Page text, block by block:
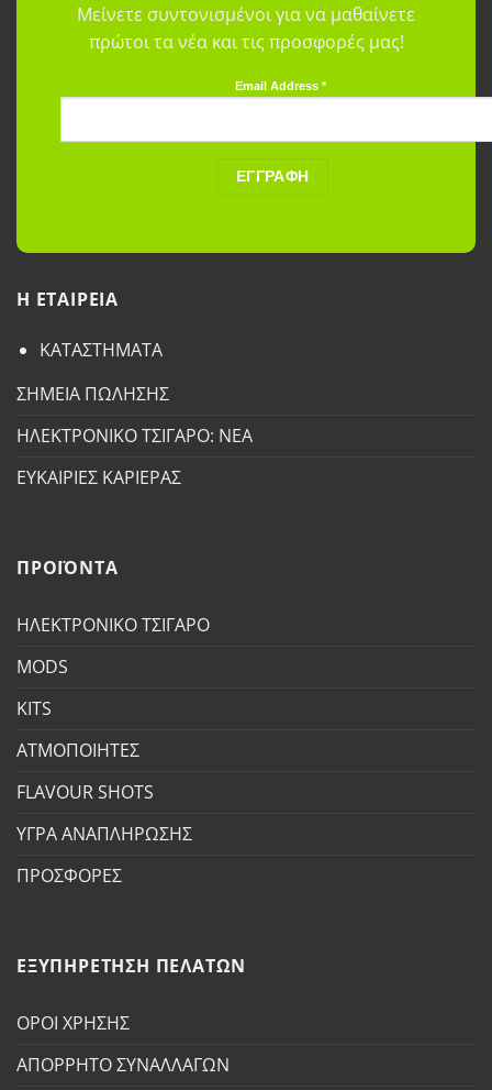
Μείνετε συντονισμένοι για να μαθαίνετε
πρώτοι τα νέα και τις προσφορές μας!
Email Address *
H ETAΙΡΕΙΑ
ΚΑΤΑΣΤΗΜΑΤΑ
ΣΗΜΕΙΑ ΠΩΛΗΣΗΣ
ΗΛΕΚΤΡΟΝΙΚΟ ΤΣΙΓΑΡΟ: ΝΕΑ
ΕΥΚΑΙΡΙΕΣ ΚΑΡΙΕΡΑΣ
ΠΡΟΪΟΝΤΑ
ΗΛΕΚΤΡΟΝΙΚΟ ΤΣΙΓΑΡΟ
MODS
KITS
ΑΤΜΟΠΟΙΗΤΕΣ
FLAVOUR SHOTS
ΥΓΡΑ ΑΝΑΠΛΗΡΩΣΗΣ
ΠΡΟΣΦΟΡΕΣ
ΕΞΥΠΗΡΕΤΗΣΗ ΠΕΛΑΤΩΝ
ΟΡΟΙ ΧΡΗΣΗΣ
ΑΠΟΡΡΗΤΟ ΣΥΝΑΛΛΑΓΩΝ